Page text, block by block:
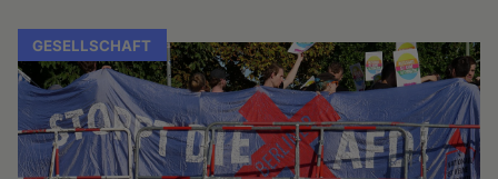
GESELLSCHAFT